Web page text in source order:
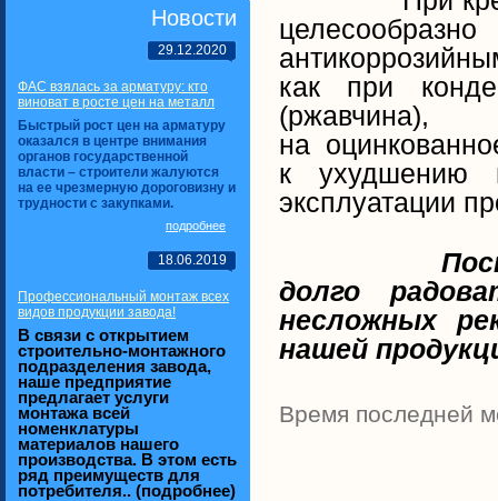
Новости
29.12.2020
ФАС взялась за арматуру: кто
виноват в росте цен на металл
Быстрый рост цен на арматуру
оказался в центре внимания
органов государственной
власти – строители жалуются
на ее чрезмерную дороговизну и
трудности с закупками.
подробнее
18.06.2019
Профессиональный монтаж всех
видов продукции завода!
В связи с открытием
строительно-монтажного
подразделения завода,
наше предприятие
предлагает услуги
монтажа всей
номенклатуры
материалов нашего
производства. В этом есть
ряд преимуществ для
потребителя.. (подробнее)
как при
(ржавчина),
на
к ухудшению
эксплуатации
долго
несложных
нашей
Время последней